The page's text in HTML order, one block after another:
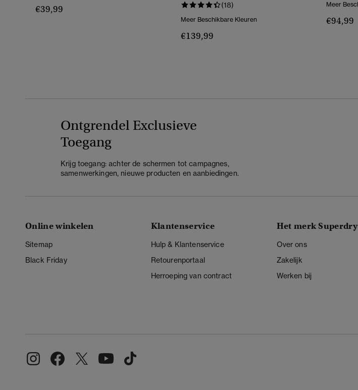
€39,99 (18)
Meer Beschikbare Kleuren
€139,99
Meer
€94,99
Ontgrendel Exclusieve
Toegang
Krijg toegang: achter de schermen tot campagnes,
samenwerkingen, nieuwe producten en aanbiedingen.
Online winkelen
Sitemap
Black Friday
Klantenservice
Hulp & Klantenservice
Retourenportaal
Herroeping van contract
Het merk Superdry
Over ons
Zakelijk
Werken bij